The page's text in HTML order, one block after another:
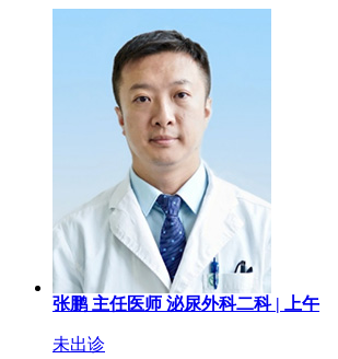
张鹏 主任医师 泌尿外科二科 | 上午
未出诊